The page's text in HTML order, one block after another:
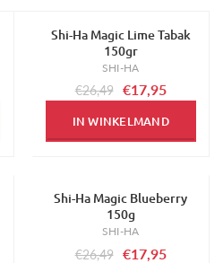
-32%
Shi-Ha Magic Lime Tabak
150gr
SHI-HA
€26,49 €17,95
IN WINKELMAND
-32%
Shi-Ha Magic Blueberry
150g
SHI-HA
€26,49 €17,95